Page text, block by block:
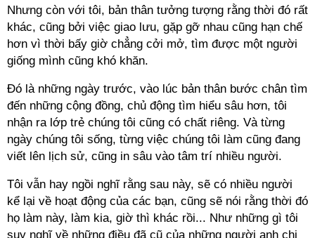
Nhưng còn với tôi, bản thân tưởng tượng rằng thời đó rất
khác, cũng bởi việc giao lưu, gặp gỡ nhau cũng hạn chế
hơn vì thời bấy giờ chẳng cởi mở, tìm được một người
giống mình cũng khó khăn.
Đó là những ngày trước, vào lúc bản thân bước chân tìm
đến những cộng đồng, chủ động tìm hiểu sâu hơn, tôi
nhận ra lớp trẻ chúng tôi cũng có chất riêng. Và từng
ngày chúng tôi sống, từng việc chúng tôi làm cũng đang
viết lên lịch sử, cũng in sâu vào tâm trí nhiều người.
Tôi vẫn hay ngồi nghĩ rằng sau này, sẽ có nhiều người
kể lại về hoạt động của các bạn, cũng sẽ nói rằng thời đó
họ làm này, làm kia, giờ thì khác rồi... Như những gì tôi
suy nghĩ về những điều đã cũ của những người anh chị